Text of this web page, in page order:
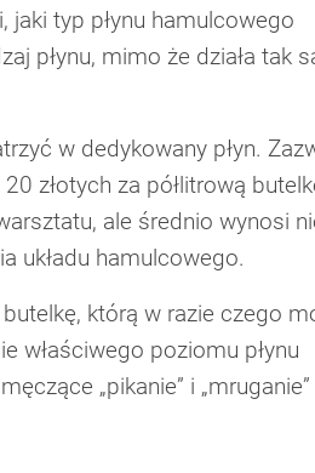
typ płynu hamulcowego
płynu, mimo że działa tak
w dedykowany płyn.
złotych za półlitrową
ale średnio wynosi
układu hamulcowego.
którą w razie czego
właściwego poziomu płynu
„pikanie” i